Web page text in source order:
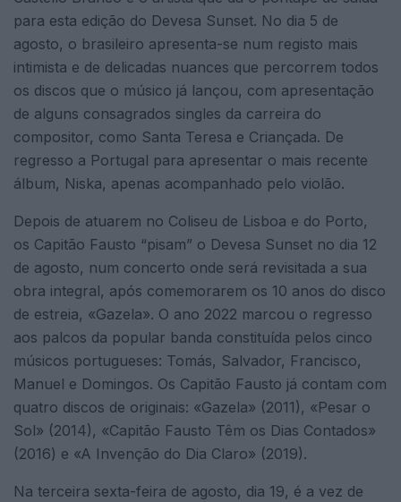
para esta edição do Devesa Sunset. No dia 5 de
agosto, o brasileiro apresenta-se num registo mais
intimista e de delicadas nuances que percorrem todos
os discos que o músico já lançou, com apresentação
de alguns consagrados singles da carreira do
compositor, como Santa Teresa e Criançada. De
regresso a Portugal para apresentar o mais recente
álbum, Niska, apenas acompanhado pelo violão.
Depois de atuarem no Coliseu de Lisboa e do Porto,
os Capitão Fausto “pisam” o Devesa Sunset no dia 12
de agosto, num concerto onde será revisitada a sua
obra integral, após comemorarem os 10 anos do disco
de estreia, «Gazela». O ano 2022 marcou o regresso
aos palcos da popular banda constituída pelos cinco
músicos portugueses: Tomás, Salvador, Francisco,
Manuel e Domingos. Os Capitão Fausto já contam com
quatro discos de originais: «Gazela» (2011), «Pesar o
Sol» (2014), «Capitão Fausto Têm os Dias Contados»
(2016) e «A Invenção do Dia Claro» (2019).
Na terceira sexta-feira de agosto, dia 19, é a vez de